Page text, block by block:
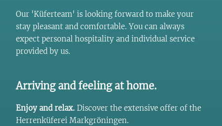
Our 'Küferteam' is looking forward to make your
stay pleasant and comfortable. You can always
expect personal hospitality and individual service
provided by us.
Arriving and feeling at home.
Enjoy and relax. Discover the extensive offer of the
Herrenküferei Markgröningen.